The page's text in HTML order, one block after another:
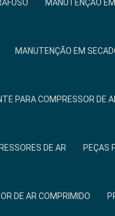
MANUTENÇÃO
MANUTENÇÃO EM
PARA COMPRESSOR DE
DE AR PEÇAS
DE AR COMPRIMIDO